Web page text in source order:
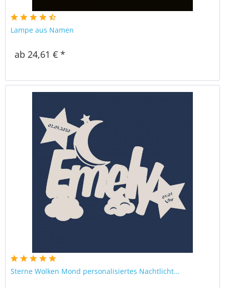
Lampe aus Namen
ab 24,61 € *
Sterne Wolken Mond personalisiertes Nachtlicht...